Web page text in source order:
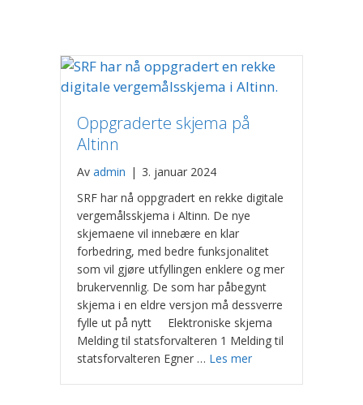
Oppgraderte skjema på
Altinn
Av admin | 3. januar 2024
SRF har nå oppgradert en rekke digitale
vergemålsskjema i Altinn. De nye
skjemaene vil innebære en klar
forbedring, med bedre funksjonalitet
som vil gjøre utfyllingen enklere og mer
brukervennlig. De som har påbegynt
skjema i en eldre versjon må dessverre
fylle ut på nytt Elektroniske skjema
Melding til statsforvalteren 1 Melding til
statsforvalteren Egner … Les mer